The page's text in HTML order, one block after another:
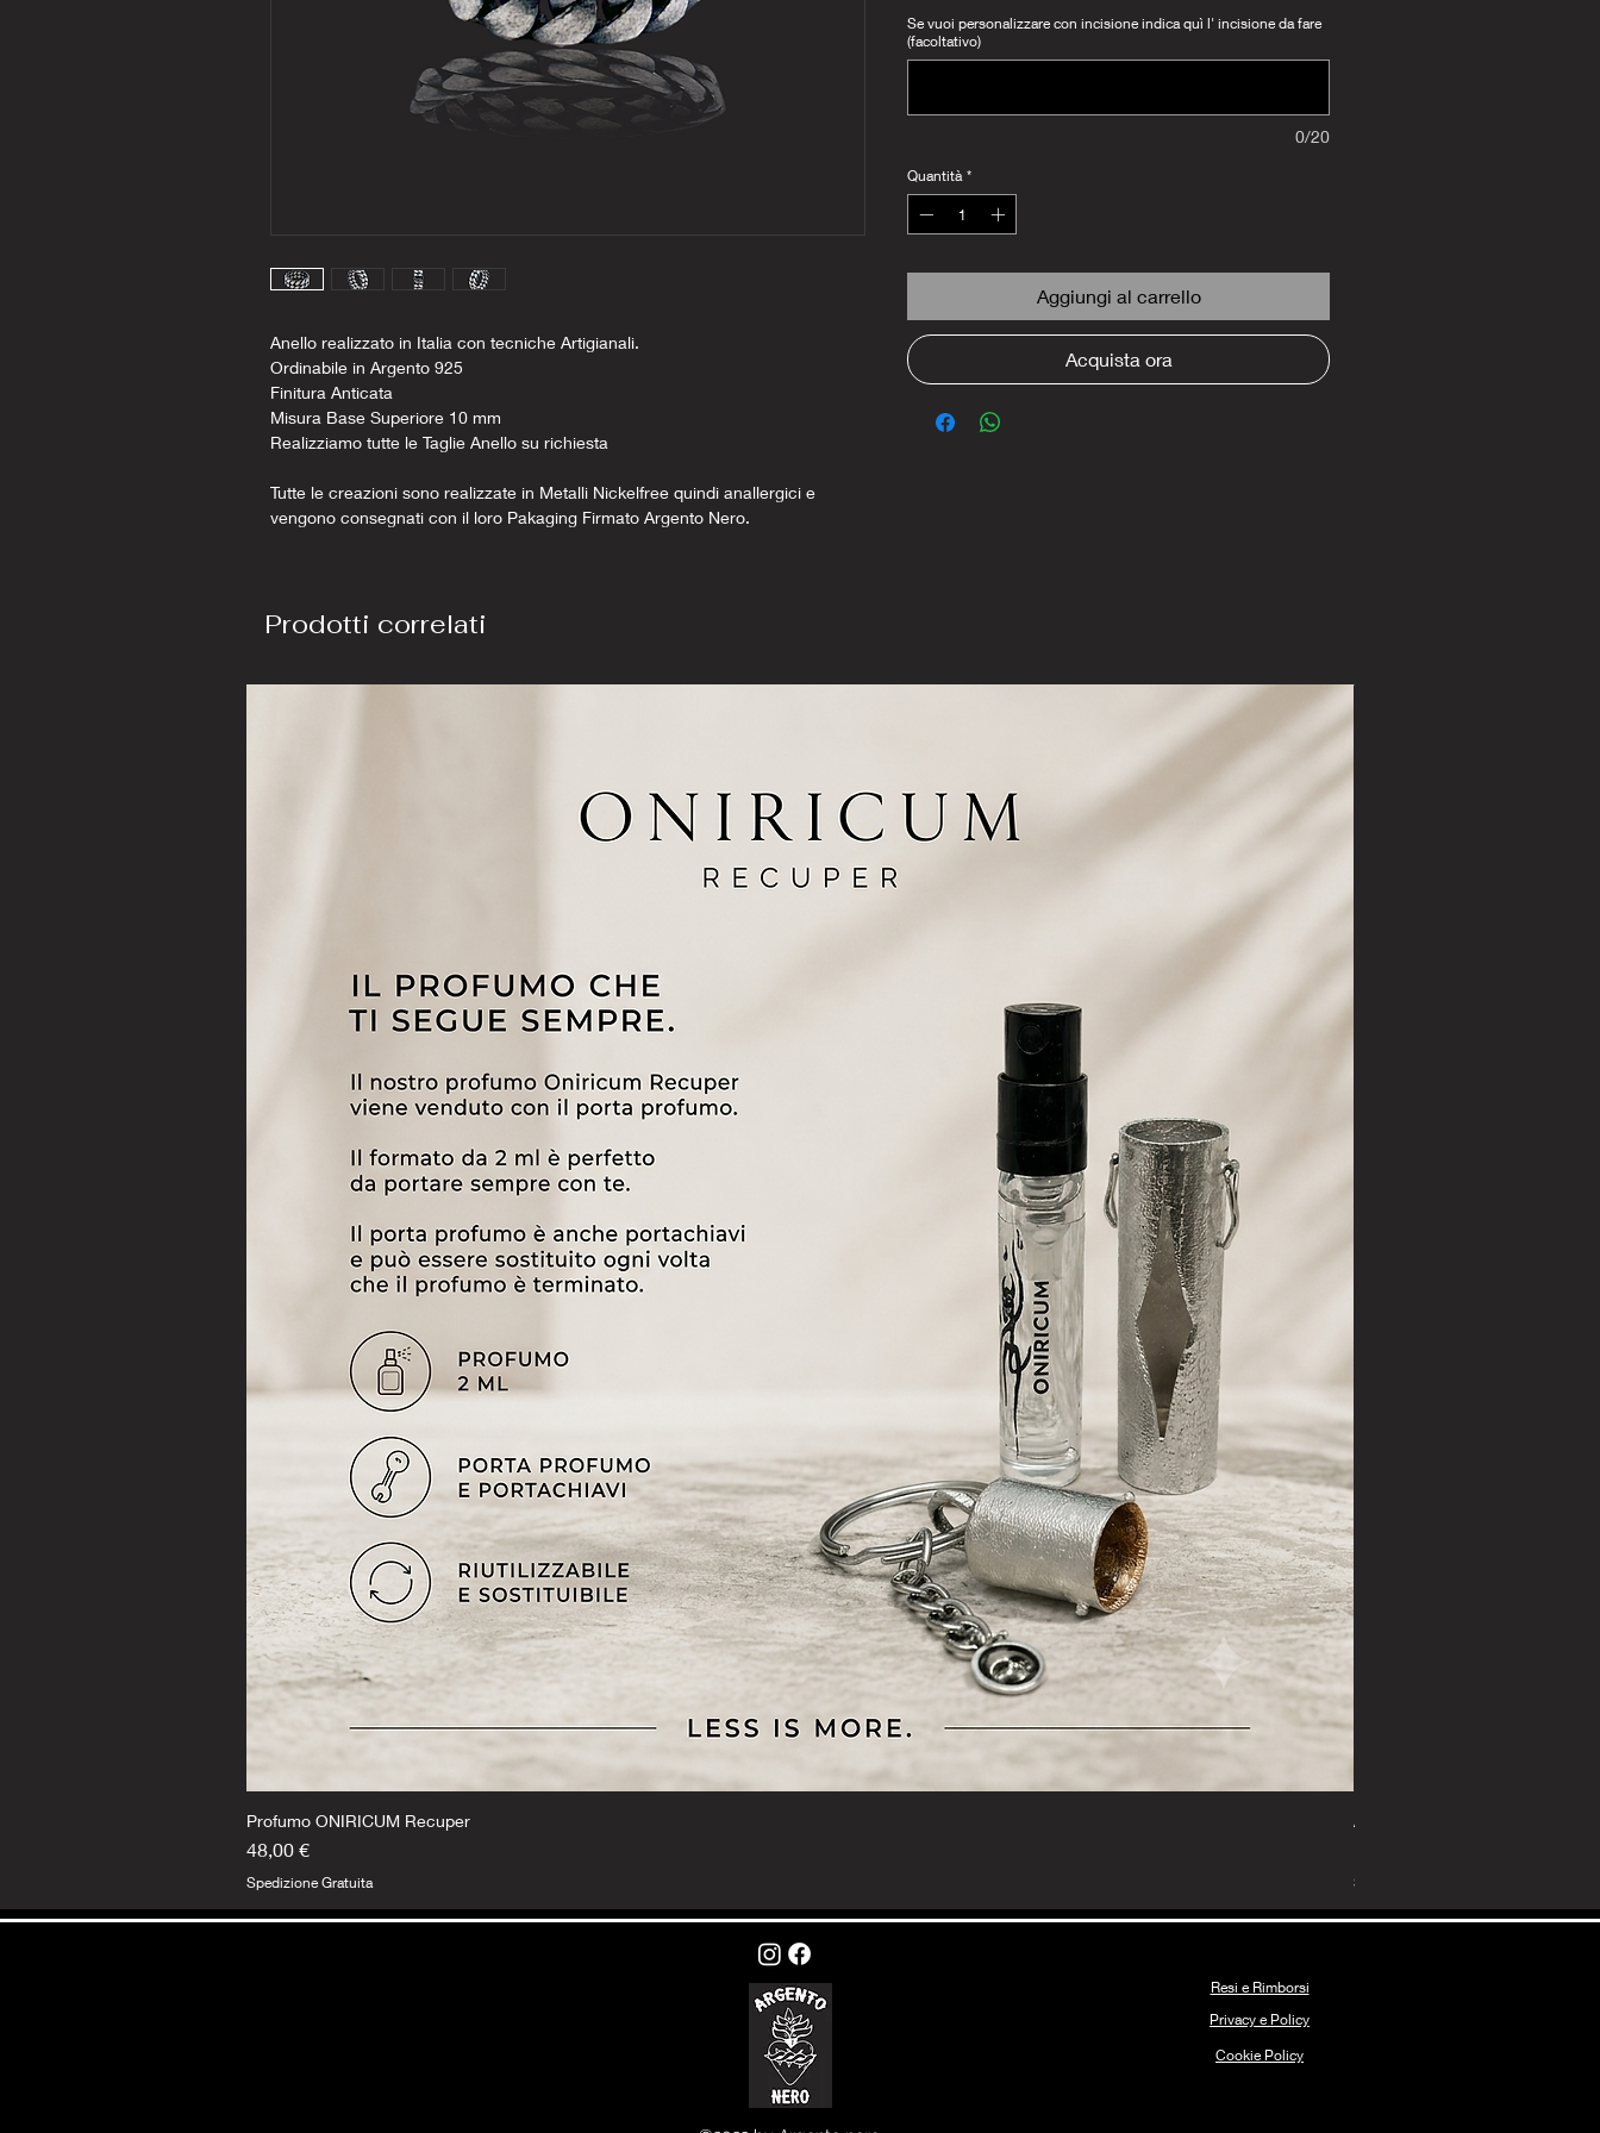
Anello realizzato in Italia con tecniche Artigianali.
Ordinabile in Argento 925
Finitura Anticata
Misura Base Superiore 10 mm
Realizziamo tutte le Taglie Anello su richiesta
Tutte le creazioni sono realizzate in Metalli Nickelfree quindi anallergici e
vengono consegnati con il loro Pakaging Firmato Argento Nero.
Se vuoi personalizzare con incisione indica quì l' incisione da fare
(facoltativo)
0/20
Quantità *
Aggiungi al carrello
Acquista ora
Prodotti correlati
Profumo ONIRICUM Recuper
Prezzo
48,00 €
Spedizione Gratuita
Anello Corallo Prezioso
Spedizione Gratuita
Resi e Rimborsi
Privacy e Policy
Cookie Policy